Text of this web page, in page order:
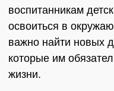
воспитанникам
освоиться в
важно найти новых
которые им
жизни.